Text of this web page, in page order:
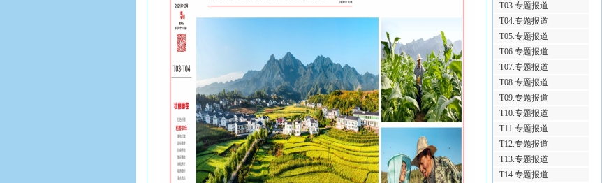
T03.专题报道
T04.专题报道
T05.专题报道
T06.专题报道
T07.专题报道
T08.专题报道
T09.专题报道
T10.专题报道
T11.专题报道
T12.专题报道
T13.专题报道
T14.专题报道